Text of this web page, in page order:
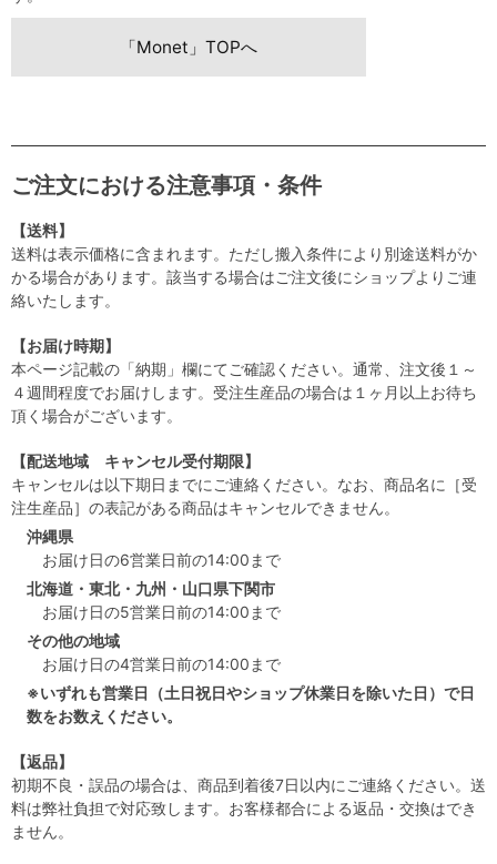
「Monet」TOPへ
ご注文における注意事項・条件
【送料】
送料は表示価格に含まれます。ただし搬入条件により別途送料がか
かる場合があります。該当する場合はご注文後にショップよりご連
絡いたします。
【お届け時期】
本ページ記載の「納期」欄にてご確認ください。通常、注文後１～
４週間程度でお届けします。受注生産品の場合は１ヶ月以上お待ち
頂く場合がございます。
【配送地域 キャンセル受付期限】
キャンセルは以下期日までにご連絡ください。なお、商品名に［受
注生産品］の表記がある商品はキャンセルできません。
沖縄県
お届け日の6営業日前の14:00まで
北海道・東北・九州・山口県下関市
お届け日の5営業日前の14:00まで
その他の地域
お届け日の4営業日前の14:00まで
※いずれも営業日（土日祝日やショップ休業日を除いた日）で日
数をお数えください。
【返品】
初期不良・誤品の場合は、商品到着後7日以内にご連絡ください。送
料は弊社負担で対応致します。お客様都合による返品・交換はでき
ません。